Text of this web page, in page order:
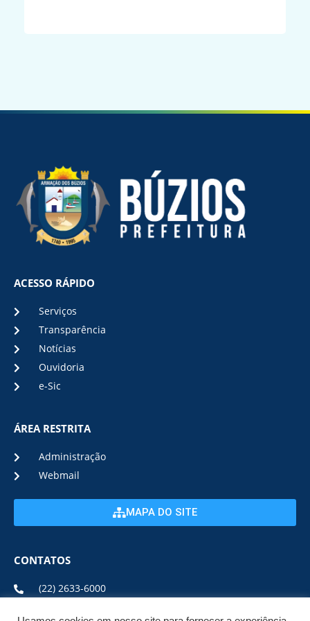
ACESSO RÁPIDO
Serviços
Transparência
Notícias
Ouvidoria
e-Sic
ÁREA RESTRITA
Administração
Webmail
MAPA DO SITE
CONTATOS
(22) 2633-6000